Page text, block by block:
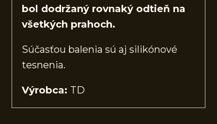
bol dodržaný rovnaký odtieň na
všetkých prahoch.
Súčasťou balenia sú aj silikónové
tesnenia.
Výrobca: TD